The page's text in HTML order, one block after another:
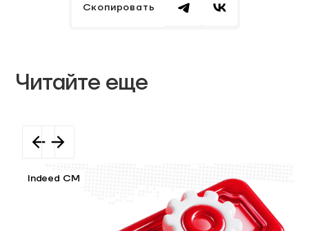
Скопировать
Читайте еще
Indeed CM